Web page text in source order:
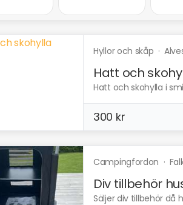
Hyllor och skåp ·
Hatt och
Hatt och skohylla i
300 kr
Campingfordon ·
Div tillbehör
Säljer div tillbehör då